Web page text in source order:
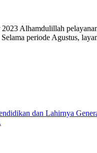
Alhamdulillah pelayanan
periode Agustus,
dan Lahirnya